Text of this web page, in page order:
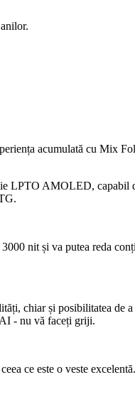
acumulată cu Mix
LPTO AMOLED, capabil
nit și va putea reda
chiar și posibilitatea de a
- nu vă faceți griji.
ce este o veste excelentă.